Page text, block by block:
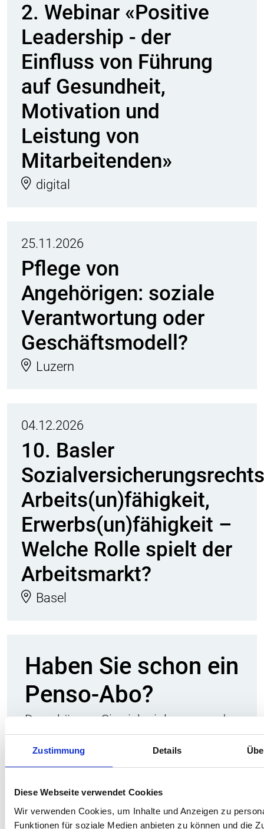
Zustimmung Details
Diese Webseite verwendet Cookies
Wir verwenden Cookies, um Inhalte und Anzeigen zu
Funktionen für soziale Medien anbieten zu können und die
2. Webinar «Positive
Leadership - der
Einfluss von Führung
auf Gesundheit,
Motivation und
Leistung von
Mitarbeitenden»
digital
25.11.2026
Pflege von
Angehörigen: soziale
Verantwortung oder
Geschäftsmodell?
Luzern
04.12.2026
10. Basler
Arbeits(un)fähigkeit,
Erwerbs(un)fähigkeit –
Welche Rolle spielt der
Arbeitsmarkt?
Basel
Haben Sie schon ein
Penso-Abo?
Dann können Sie sich einloggen und
haben vollen Zugriff auf sämtliche
Inhalte.
Falls nicht, bestellen Sie Ihr Abo und
erhalten Sie Zugang zu allen Artikeln
Informationen via Newsletter sowie